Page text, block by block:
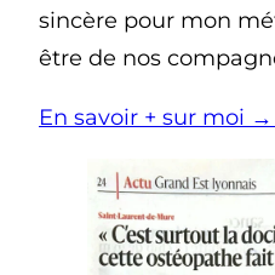
sincère pour mon
être de nos
En savoir + sur moi →